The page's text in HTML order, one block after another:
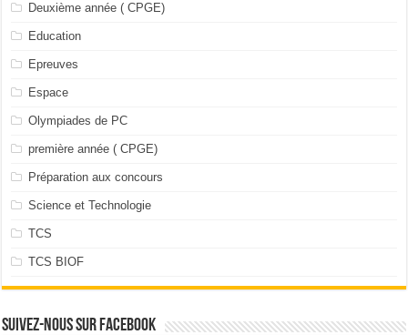
Deuxième année ( CPGE)
Education
Epreuves
Espace
Olympiades de PC
première année ( CPGE)
Préparation aux concours
Science et Technologie
TCS
TCS BIOF
Suivez-nous sur facebook